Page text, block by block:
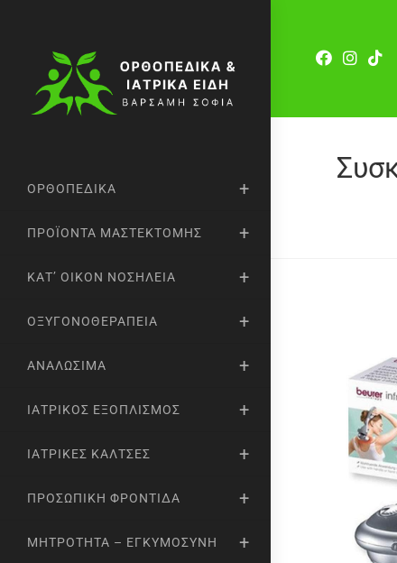
ΟΡΘΟΠΕΔΙΚΆ
ΠΡΟΪΌΝΤΑ ΜΑΣΤΕΚΤΟΜΉΣ
ΚΑΤ’ ΟΊΚΟΝ ΝΟΣΗΛΕΊΑ
ΟΞΥΓΟΝΟΘΕΡΑΠΕΊΑ
ΑΝΑΛΏΣΙΜΑ
ΙΑΤΡΙΚΌΣ ΕΞΟΠΛΙΣΜΌΣ
ΙΑΤΡΙΚΈΣ ΚΆΛΤΣΕΣ
ΠΡΟΣΩΠΙΚΉ ΦΡΟΝΤΊΔΑ
ΜΗΤΡΌΤΗΤΑ – ΕΓΚΥΜΟΣΎΝΗ